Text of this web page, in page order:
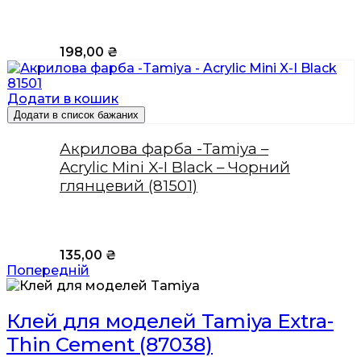
198,00 ₴
Додати в кошик
Додати в список бажаних
Акрилова фарба -Tamiya –
Acrylic Mini X-I Black – Чорний
глянцевий (81501)
135,00 ₴
Попередній
Клей для моделей Tamiya Extra-
Thin Cement (87038)